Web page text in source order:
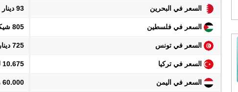
السعر في البحرين 93 دينار
السعر في فلسطين 805 شيكل
السعر في تونس 725 دينار
السعر في تركيا 10.675 ليرة
السعر في اليمن 60.000 ريال